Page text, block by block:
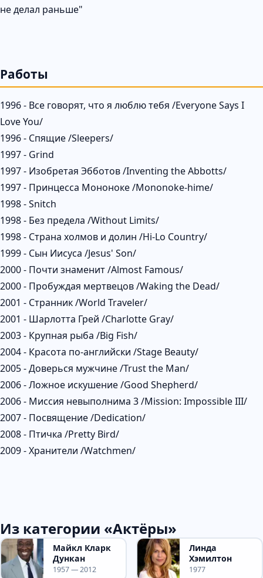
не делал раньше"
Работы
1996 - Все говорят, что я люблю тебя /Everyone Says I
Love You/
1996 - Спящие /Sleepers/
1997 - Grind
1997 - Изобретая Эбботов /Inventing the Abbotts/
1997 - Принцесса Мононоке /Mononoke-hime/
1998 - Snitch
1998 - Без предела /Without Limits/
1998 - Страна холмов и долин /Hi-Lo Country/
1999 - Сын Иисуса /Jesus' Son/
2000 - Почти знаменит /Almost Famous/
2000 - Пробуждая мертвецов /Waking the Dead/
2001 - Странник /World Traveler/
2001 - Шарлотта Грей /Charlotte Gray/
2003 - Крупная рыба /Big Fish/
2004 - Красота по-английски /Stage Beauty/
2005 - Доверься мужчине /Trust the Man/
2006 - Ложное искушение /Good Shepherd/
2006 - Миссия невыполнима 3 /Mission: Impossible III/
2007 - Посвящение /Dedication/
2008 - Птичка /Pretty Bird/
2009 - Хранители /Watchmen/
Из категории «Актёры»
Майкл Кларк
Дункан
1957 — 2012
Линда
Хэмилтон
1977